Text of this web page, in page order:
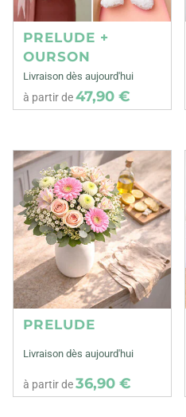
PRELUDE +
OURSON
Livraison dès aujourd'hui
à partir de47,90 €
PRELUDE
Livraison dès aujourd'hui
à partir de36,90 €